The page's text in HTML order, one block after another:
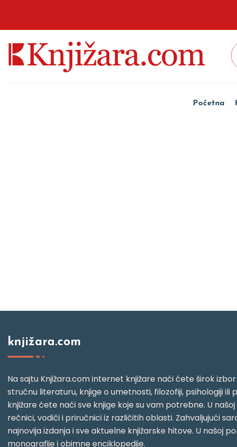
Početna
knjižara.com
Na sajtu Knjižara.com internet knjižare naći ćete širok
stručnu literaturu, knjige o umetnosti, filozofiji, psihologiji ili
knjižare ćete naći sve knjige koje su vam potrebne. U
rečnici, vodiči i priručnici iz različitih oblasti. Zahvaljujući
najnovija izdanja i sve aktuelne knjižarske hitove. U našoj
monografije i obimne enciklopedije.